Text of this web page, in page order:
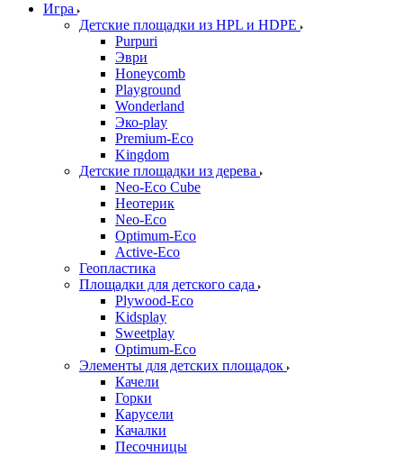
Игра
Детские площадки из HPL и HDPE
Purpuri
Эври
Honeycomb
Playground
Wonderland
Эко-play
Premium-Eco
Kingdom
Детские площадки из дерева
Neo-Eco Cube
Неотерик
Neo-Eco
Оptimum-Еco
Active-Eco
Геопластика
Площадки для детского сада
Plywood-Eco
Kidsplay
Sweetplay
Оptimum-Еco
Элементы для детских площадок
Качели
Горки
Карусели
Качалки
Песочницы